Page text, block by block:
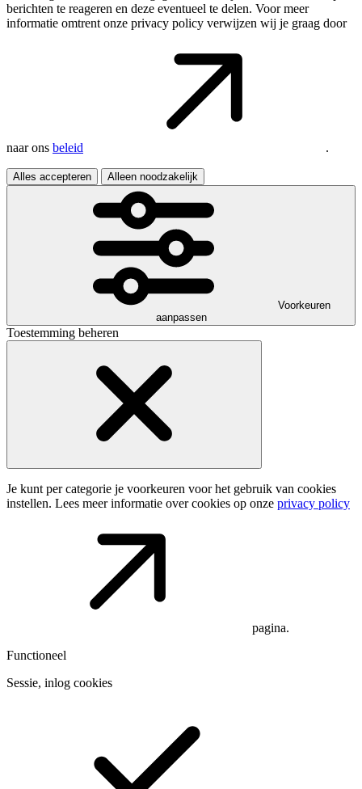
berichten te reageren en deze eventueel te delen. Voor meer
informatie omtrent onze privacy policy verwijzen wij je graag door
naar ons beleid .
Alles accepteren Alleen noodzakelijk
Voorkeuren
aanpassen
Toestemming beheren
Je kunt per categorie je voorkeuren voor het gebruik van cookies
instellen. Lees meer informatie over cookies op onze privacy policy
pagina.
Functioneel
Sessie, inlog cookies